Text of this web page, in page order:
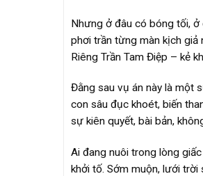
Nhưng ở đâu có bóng tối, ở
phơi trần từng màn kịch giả
Riêng Trần Tam Điệp – kẻ
Đằng sau vụ án này là một
con sâu đục khoét, biến
sự kiên quyết, bài bản,
Ai đang nuôi trong lòng
khởi tố. Sớm muộn, lưới